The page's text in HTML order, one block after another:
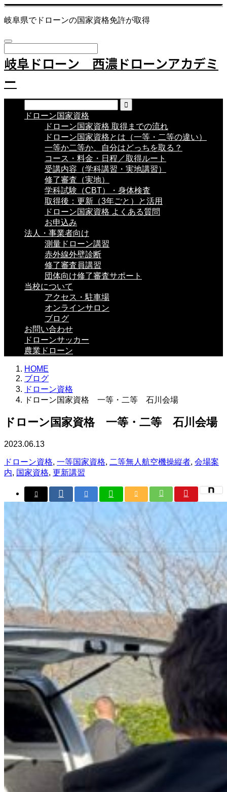
岐阜県でドローンの国家資格免許が取得
岐阜ドローン 西濃ドローンアカデミ
ー
ドローン国家資格
ドローン国家資格 取得までの流れ
ドローン国家資格とは（一等・二等の違い）
一等か二等か、自分はどっちを取る？
コース・料金・日程／取得ルート
受講内容（学科講習・実地講習）
修了審査（実地）
学科試験（CBT）・身体検査
取得後：更新（3年ごと）と活用
ドローン国家資格 よくある質問
お申込み
法人・事業者向け
測量ドローン講習
赤外線外壁診断
修了審査員講習
団体向け修了審査サポート
当校について
アクセス・駐車場
オンラインサロン
ブログ
お問い合わせ
ドローンサッカー
農業ドローン
HOME
ブログ
ドローン資格
ドローン国家資格 一等・二等 石川会場
ドローン国家資格 一等・二等 石川会場
2023.06.13
ドローン資格, 一等国家資格, 二等無人航空機操縦者, 会場案
内, 国家資格, 更新講習